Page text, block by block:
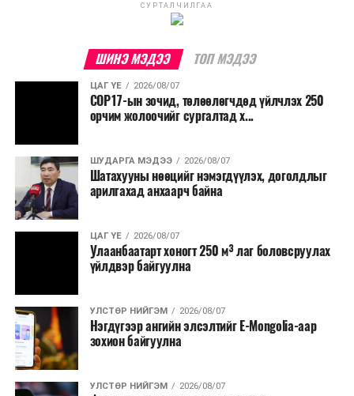
СУРТАЛЧИЛГАА
ШИНЭ МЭДЭЭ ТОП МЭДЭЭ
ЦАГ ҮЕ 2026/08/07
COP17-ын зочид, төлөөлөгчдөд үйлчлэх 250
орчим жолоочийг сургалтад х...
ШУДАРГА МЭДЭЭ 2026/08/07
Шатахууны нөөцийг нэмэгдүүлэх, доголдлыг
арилгахад анхаарч байна
ЦАГ ҮЕ 2026/08/07
Улаанбаатарт хоногт 250 м³ лаг боловсруулах
үйлдвэр байгуулна
УЛСТӨР НИЙГЭМ 2026/08/07
Нэгдүгээр ангийн элсэлтийг E-Mongolia-аар
зохион байгуулна
УЛСТӨР НИЙГЭМ 2026/08/07